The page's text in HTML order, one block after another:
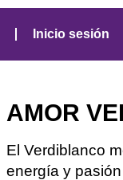
Inicio sesión
AMOR
El Verdiblanco
energía y